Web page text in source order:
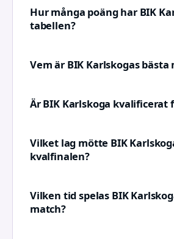
Hur många poäng har BIK
tabellen?
Vem är BIK Karlskogas bästa
Är BIK Karlskoga kvalificerat
Vilket lag mötte BIK
kvalfinalen?
Vilken tid spelas BIK
match?